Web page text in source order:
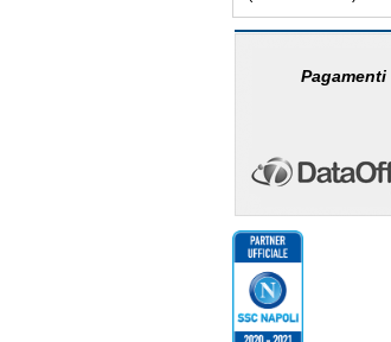
Pagamenti